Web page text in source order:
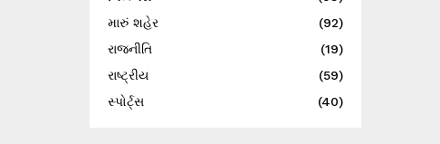
મારું શહેર
(92)
રાજનીતિ
(19)
રાષ્ટ્રીય
(59)
સ્પોર્ટ્સ
(40)